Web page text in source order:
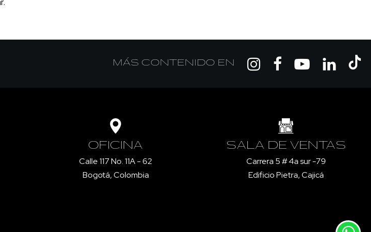
MÁS CONTENIDO EN
OFICINA
Calle 117 No. 11A - 62
Bogotá, Colombia
SALA DE VENTAS
Carrera 5 # 4a sur -79
Edificio Pietra, Cajicá